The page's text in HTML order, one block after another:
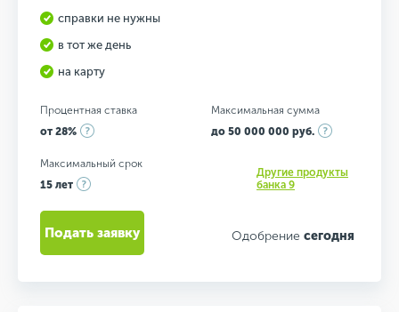
справки не нужны
в тот же день
на карту
Процентная ставка
от 28%
Максимальная сумма
до 50 000 000 руб.
Максимальный срок
15 лет
Другие продукты
банка 9
Одобрение сегодня
Подать заявку